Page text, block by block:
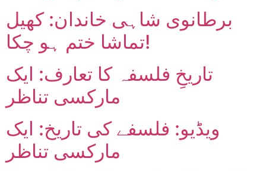
برطانوی شاہی خاندان: کھیل
تماشا ختم ہو چکا!
تاریخِ فلسفہ کا تعارف: ایک
مارکسی تناظر
ویڈیو: فلسفے کی تاریخ: ایک
مارکسی تناظر